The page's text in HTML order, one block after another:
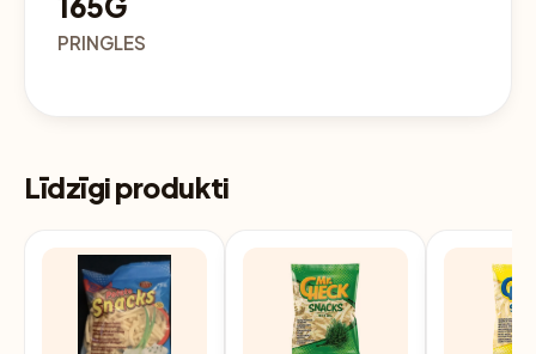
PRINGLES
Līdzīgi produkti